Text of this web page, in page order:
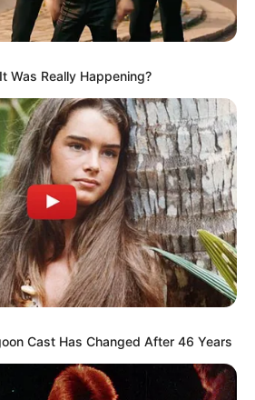
Was Really Happening?
Cast Has Changed After 46 Years